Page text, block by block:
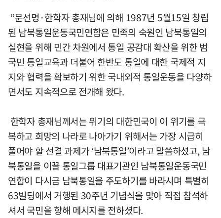
“문선명·한학자 총재님에 의해 1987년 5월15일 창립
된 남북통일운동국민연합은 민족의 숙원인 남북통일의
실현을 위해 민간 차원에서 통일 공감대 확산을 위한 범
국민 통일교육과 더불어 한반도 통일에 대한 국제적 지
지와 협력을 확보하기 위한 국내외적 통일운동을 다양하
면서도 지속적으로 전개해 왔다.
한학자 총재님께서는 위기의 대한민국이 이 위기를 극
복하고 희망의 나라로 나아가기 위해서는 가장 시급히
풀어야 할 선결 과제가 ‘남북통일’이라고 말씀하셨고, 남
북통일을 이끌 통일그룹 대표기관인 남북통일운동국민
연합이 다시금 남북통일을 주도하기를 바라시며 특별히
63빌딩에서 거행된 30주년 기념식을 맞아 직접 참석하
셔서 국민을 향해 메시지를 전하셨다.